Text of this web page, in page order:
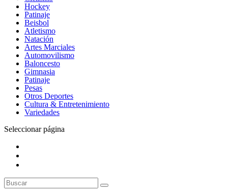
Hockey
Patinaje
Beisbol
Atletismo
Natación
Artes Marciales
Automovilismo
Baloncesto
Gimnasia
Patinaje
Pesas
Otros Deportes
Cultura & Entretenimiento
Variedades
Seleccionar página